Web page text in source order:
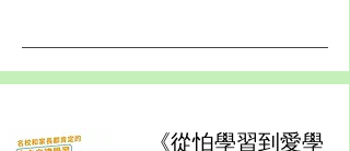
《從怕學習到愛學